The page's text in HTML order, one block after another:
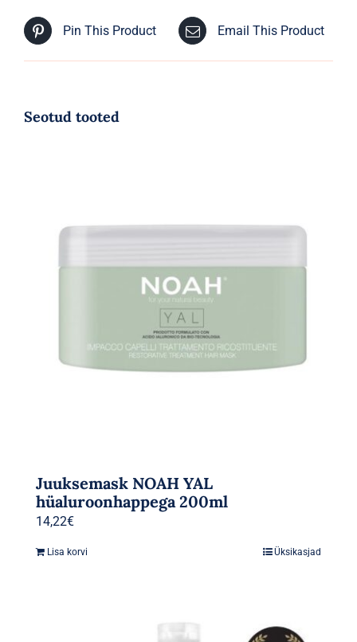
Pin This Product Email This Product
Seotud tooted
Juuksemask NOAH YAL
hüaluroonhappega 200ml
14,22€
Lisa korvi Üksikasjad